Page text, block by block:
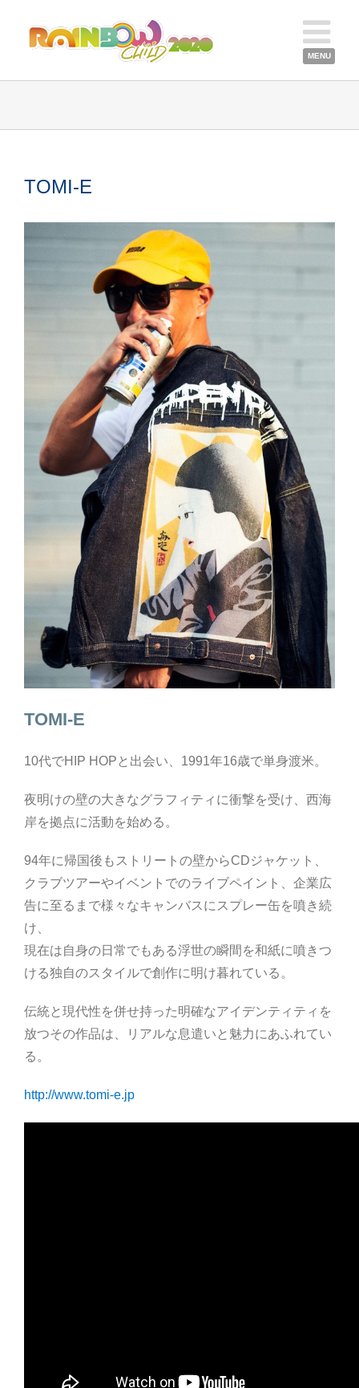
TOMI-E
TOMI-E
10代でHIP HOPと出会い、1991年16歳で単身渡米。
夜明けの壁の大きなグラフィティに衝撃を受け、西海
岸を拠点に活動を始める。
94年に帰国後もストリートの壁からCDジャケット、
クラブツアーやイベントでのライブペイント、企業広
告に至るまで様々なキャンバスにスプレー缶を噴き続
け、
現在は自身の日常でもある浮世の瞬間を和紙に噴きつ
ける独自のスタイルで創作に明け暮れている。
伝統と現代性を併せ持った明確なアイデンティティを
放つその作品は、リアルな息遣いと魅力にあふれてい
る。
http://www.tomi-e.jp